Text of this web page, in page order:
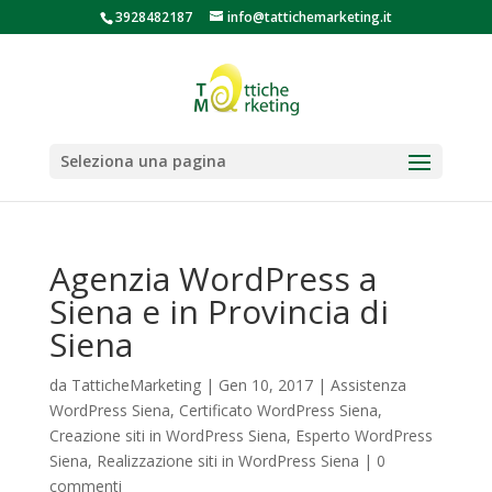
3928482187 info@tattichemarketing.it
Seleziona una pagina
Agenzia WordPress a
Siena e in Provincia di
Siena
da TatticheMarketing| Gen 10, 2017| Assistenza
WordPress Siena, Certificato WordPress Siena,
Creazione siti in WordPress Siena, Esperto WordPress
Siena, Realizzazione siti in WordPress Siena | 0
commenti